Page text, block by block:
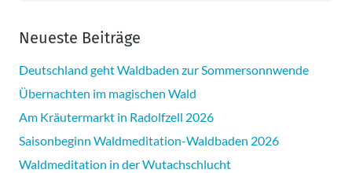
Neueste Beiträge
Deutschland geht Waldbaden zur Sommersonnwende
Übernachten im magischen Wald
Am Kräutermarkt in Radolfzell 2026
Saisonbeginn Waldmeditation-Waldbaden 2026
Waldmeditation in der Wutachschlucht